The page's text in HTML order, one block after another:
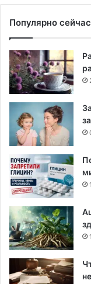
Популярно сейчас